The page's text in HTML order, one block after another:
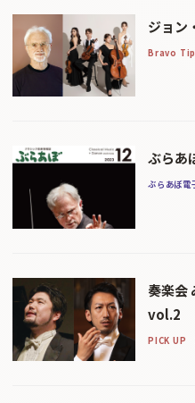
ジョン
Bravo
ぶらあ
ぶらあぼ電
奏楽会
vol.2
PICK UP